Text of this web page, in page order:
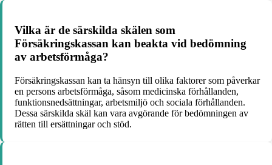
Vilka är de särskilda skälen som
Försäkringskassan kan beakta vid bedömning
av arbetsförmåga?
Försäkringskassan kan ta hänsyn till olika faktorer som påverkar
en persons arbetsförmåga, såsom medicinska förhållanden,
funktionsnedsättningar, arbetsmiljö och sociala förhållanden.
Dessa särskilda skäl kan vara avgörande för bedömningen av
rätten till ersättningar och stöd.